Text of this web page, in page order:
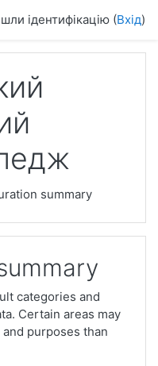
ідентифікацію (Вхід)
summary
categories and
Certain areas may
purposes than